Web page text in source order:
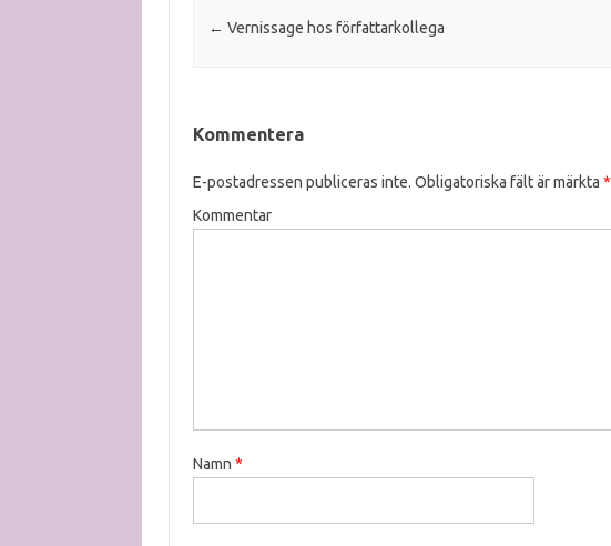
Post navigation
← Vernissage hos författarkollega
Kommentera
E-postadressen publiceras inte. Obligatoriska fält är märkta *
Kommentar
Namn *